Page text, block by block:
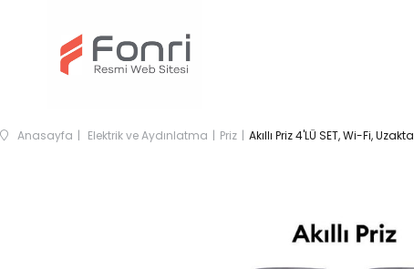
Anasayfa Elektrik ve Aydınlatma Priz Akıllı Priz 4'LÜ SET, Wi-Fi,